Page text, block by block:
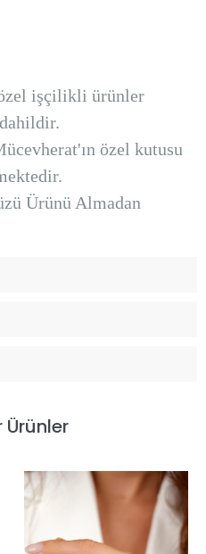
işçilikli ürünler
özel kutusu
Ürünü Almadan
Ürünler